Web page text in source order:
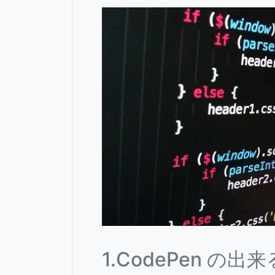
1.CodePen の出来